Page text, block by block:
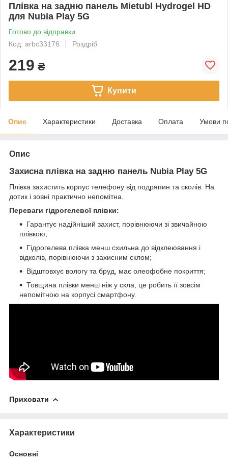
Плівка на задню панель Mietubl Hydrogel HD
для Nubia Play 5G
Готово до відправки
Код: arbc33176
Роздріб
219 ₴
Купити
Опис Характеристики Доставка Оплата Умови
Опис
Захисна плівка на задню панель Nubia Play 5G
Плівка захистить корпус телефону від подряпин та сколів. На
дотик і зовні практично непомітна.
Переваги гідрогелевої плівки:
Гарантує надійніший захист, порівнюючи зі звичайною
плівкою;
Гідрогелева плівка менш схильна до відклеювання і
відколів, порівнюючи з захисним склом;
Відштовхує вологу та бруд, має олеофобне покриття;
Товщина плівки менш ніж у скла, це робить її зовсім
непомітною на корпусі смартфону.
Приховати
Характеристики
Основні